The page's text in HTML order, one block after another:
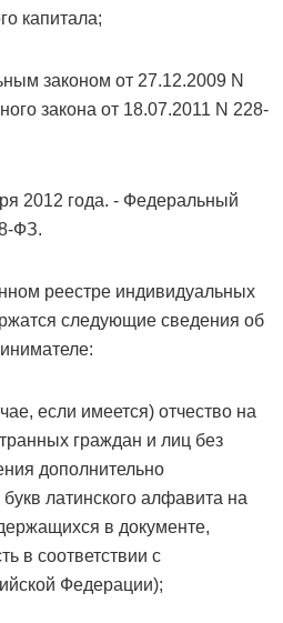
капитала;
законом от 27.12.2009 N
закона от 18.07.2011 N 228-
2012 года. - Федеральный
ФЗ.
реестре индивидуальных
следующие сведения об
если имеется) отчество на
граждан и лиц без
дополнительно
латинского алфавита на
в документе,
в соответствии с
Федерации);